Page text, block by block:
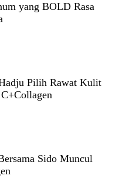
yang BOLD Rasa
Pilih Rawat Kulit
Sido Muncul